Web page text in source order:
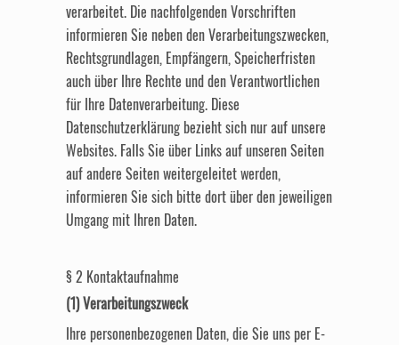
verarbeitet. Die nachfolgenden Vorschriften
informieren Sie neben den Verarbeitungszwecken,
Rechtsgrundlagen, Empfängern, Speicherfristen
auch über Ihre Rechte und den Verantwortlichen
für Ihre Datenverarbeitung. Diese
Datenschutzerklärung bezieht sich nur auf unsere
Websites. Falls Sie über Links auf unseren Seiten
auf andere Seiten weitergeleitet werden,
informieren Sie sich bitte dort über den jeweiligen
Umgang mit Ihren Daten.
§ 2 Kontaktaufnahme
(1) Verarbeitungszweck
Ihre personenbezogenen Daten, die Sie uns per E-